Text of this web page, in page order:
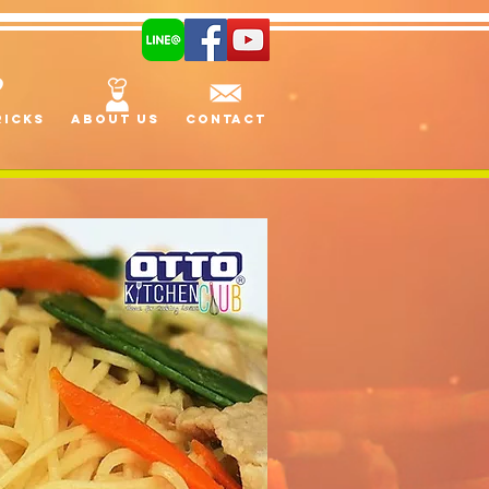
About us Contact